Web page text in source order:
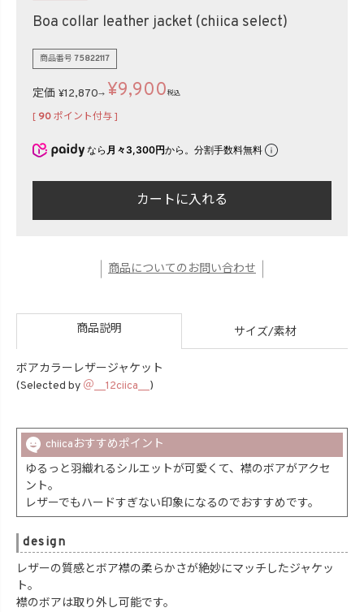
Boa collar leather jacket (chiica select)
商品番号 75822117
定価 ¥12,870→ ¥9,900 税込
[ 90ポイント付与 ]
なら 月々3,300円から。分割手数料無料
カートに入れる
商品についてのお問い合わせ
商品説明 サイズ/素材
ボアカラーレザージャケット
(Selected by ＠__12ciica__ )
chiicaおすすめポイント
ゆるっと羽織れるシルエットが可愛くて、襟のボアがアクセ
ント。
レザーでもハードすぎない印象になるのでおすすめです。
design
レザーの質感とボア襟の柔らかさが絶妙にマッチしたジャケッ
ト。
襟のボアは取り外し可能です。